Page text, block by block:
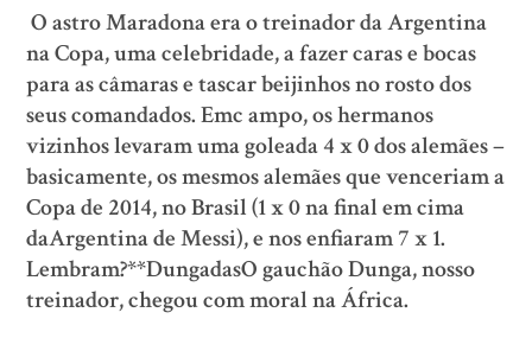
O astro Maradona era o treinador da Argentina
na Copa, uma celebridade, a fazer caras e bocas
para as câmaras e tascar beijinhos no rosto dos
seus comandados. Emc ampo, os hermanos
vizinhos levaram uma goleada 4 x 0 dos alemães –
basicamente, os mesmos alemães que venceriam a
Copa de 2014, no Brasil (1 x 0 na final em cima
daArgentina de Messi), e nos enfiaram 7 x 1.
Lembram?**DungadasO gauchão Dunga, nosso
treinador, chegou com moral na África.